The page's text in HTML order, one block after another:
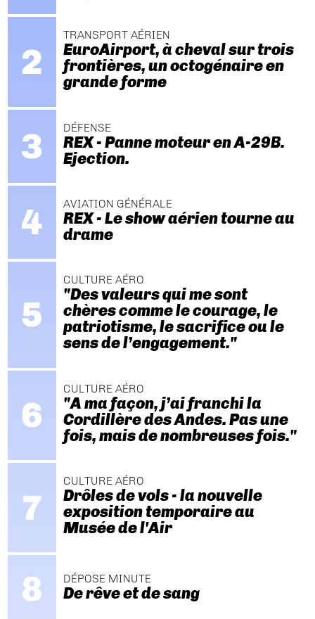
TRANSPORT AÉRIEN
EuroAirport, à cheval sur trois
frontières, un octogénaire en
grande forme
DÉFENSE
REX - Panne moteur en A-29B.
Ejection.
AVIATION GÉNÉRALE
REX - Le show aérien tourne au
drame
CULTURE AÉRO
"Des valeurs qui me sont
chères comme le courage, le
patriotisme, le sacrifice ou le
sens de l’engagement."
CULTURE AÉRO
"A ma façon, j’ai franchi la
Cordillère des Andes. Pas une
fois, mais de nombreuses fois."
CULTURE AÉRO
Drôles de vols - la nouvelle
exposition temporaire au
Musée de l'Air
DÉPOSE MINUTE
De rêve et de sang